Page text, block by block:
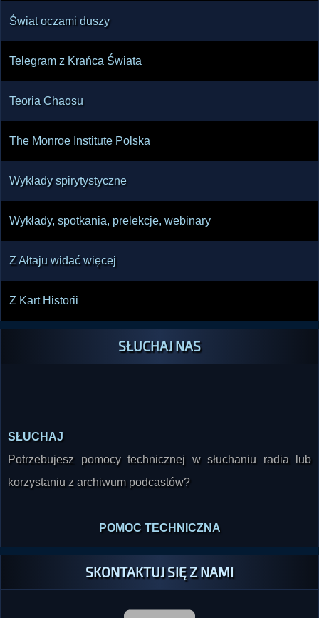
Świat oczami duszy
Telegram z Krańca Świata
Teoria Chaosu
The Monroe Institute Polska
Wykłady spirytystyczne
Wykłady, spotkania, prelekcje, webinary
Z Ałtaju widać więcej
Z Kart Historii
SŁUCHAJ NAS
SŁUCHAJ
Potrzebujesz pomocy technicznej w słuchaniu radia lub
korzystaniu z archiwum podcastów?
POMOC TECHNICZNA
SKONTAKTUJ SIĘ Z NAMI